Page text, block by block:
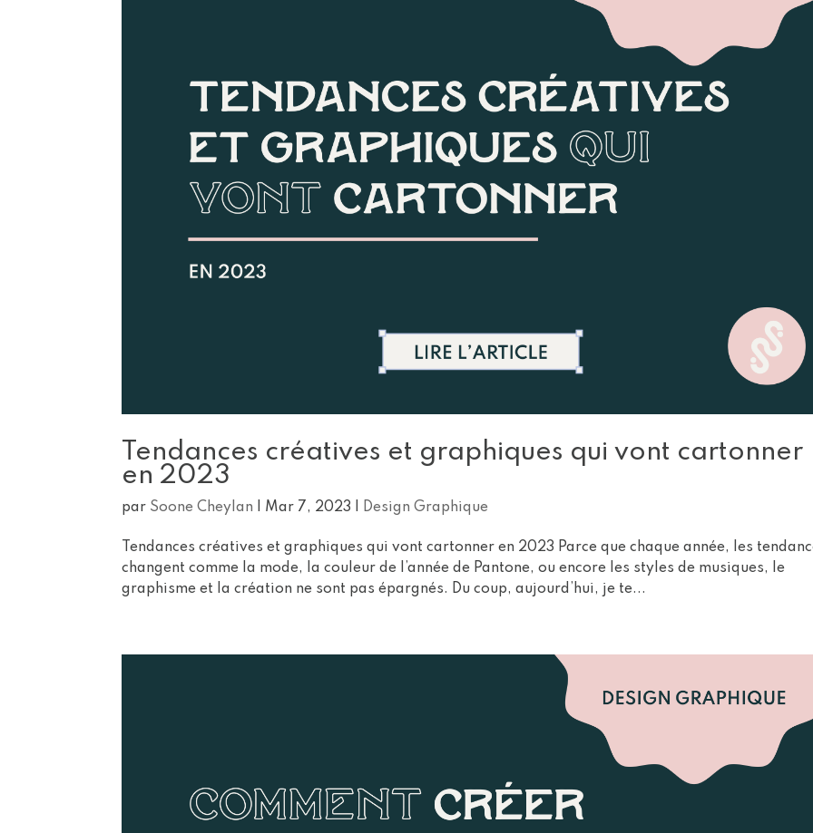
Tendances créatives et graphiques qui vont cartonner
en 2023
par Soone Cheylan Mar 7, 2023 Design Graphique
Tendances créatives et graphiques qui vont cartonner en 2023 Parce que chaque année, les
changent comme la mode, la couleur de l’année de Pantone, ou encore les styles de musiques, le
graphisme et la création ne sont pas épargnés. Du coup, aujourd’hui, je te...